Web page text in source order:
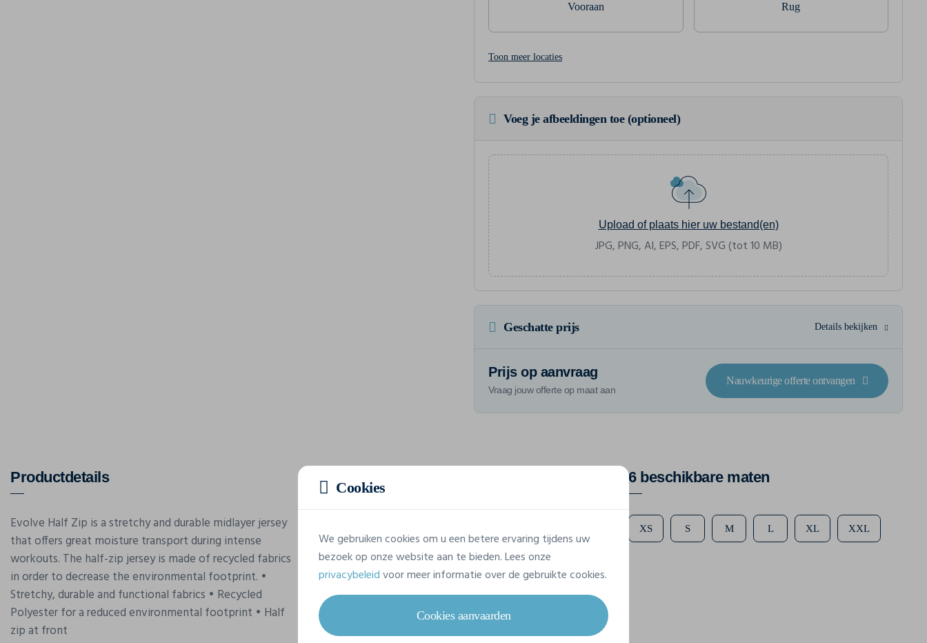
Vooraan Rug
Toon meer locaties
Voeg je afbeeldingen toe (optioneel)
Upload of plaats hier uw bestand(en)
JPG, PNG, AI, EPS, PDF, SVG (tot 10 MB)
Geschatte prijs Details bekijken
Prijs op aanvraag
Vraag jouw offerte op maat aan
Nauwkeurige offerte ontvangen
Productdetails
Evolve Half Zip is a stretchy and durable midlayer jersey
that offers great moisture transport during intense
workouts. The half-zip jersey is made of recycled fabrics
in order to decrease the environmental footprint. •
Stretchy, durable and functional fabrics • Recycled
Polyester for a reduced environmental footprint • Half
zip at front
Eigenschappen
Referentie
100% polyester-recycled.
6 beschikbare maten
XS S M L XL XXL
Cookies
We gebruiken cookies om u een betere ervaring tijdens uw
bezoek op onze website aan te bieden. Lees onze
privacybeleidvoor meer informatie over de gebruikte cookies.
Cookies aanvaarden